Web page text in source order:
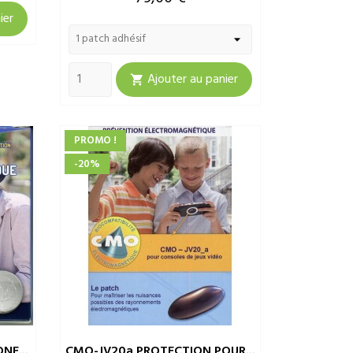
 Ajouter au panier
PROMO !
-20%